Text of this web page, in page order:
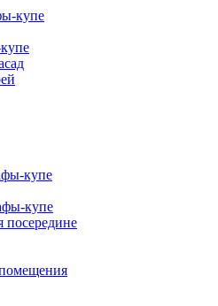
купе
купе
купе
посередине